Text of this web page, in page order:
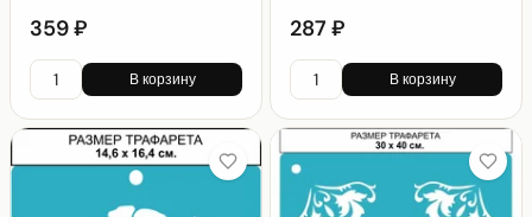
359 ₽
В корзину
287 ₽
В корзину